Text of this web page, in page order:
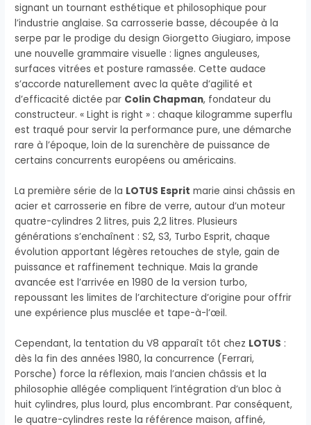
signant un tournant esthétique et philosophique pour
l’industrie anglaise. Sa carrosserie basse, découpée à la
serpe par le prodige du design Giorgetto Giugiaro, impose
une nouvelle grammaire visuelle : lignes anguleuses,
surfaces vitrées et posture ramassée. Cette audace
s’accorde naturellement avec la quête d’agilité et
d’efficacité dictée par Colin Chapman, fondateur du
constructeur. « Light is right » : chaque kilogramme superflu
est traqué pour servir la performance pure, une démarche
rare à l’époque, loin de la surenchère de puissance de
certains concurrents européens ou américains.
La première série de la LOTUS Esprit marie ainsi châssis en
acier et carrosserie en fibre de verre, autour d’un moteur
quatre-cylindres 2 litres, puis 2,2 litres. Plusieurs
générations s’enchaînent : S2, S3, Turbo Esprit, chaque
évolution apportant légères retouches de style, gain de
puissance et raffinement technique. Mais la grande
avancée est l’arrivée en 1980 de la version turbo,
repoussant les limites de l’architecture d’origine pour offrir
une expérience plus musclée et tape-à-l’œil.
Cependant, la tentation du V8 apparaît tôt chez LOTUS :
dès la fin des années 1980, la concurrence (Ferrari,
Porsche) force la réflexion, mais l’ancien châssis et la
philosophie allégée compliquent l’intégration d’un bloc à
huit cylindres, plus lourd, plus encombrant. Par conséquent,
le quatre-cylindres reste la référence maison, affiné,